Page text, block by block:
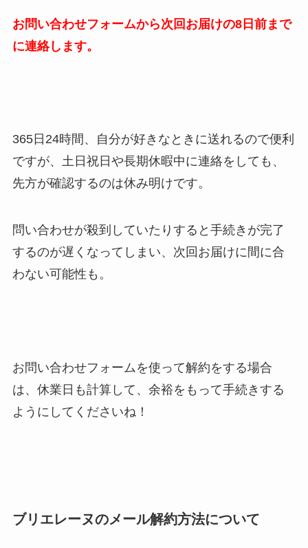
お問い合わせフォームから次回お届けの8日前まで
に連絡します。
365日24時間、自分が好きなときに送れるので便利
ですが、土日祝日や長期休暇中に連絡をしても、
先方が確認するのは休み明けです。
問い合わせが殺到していたりすると手続きが完了
するのが遅くなってしまい、次回お届けに間に合
わない可能性も。
お問い合わせフォームを使って解約をする場合
は、休業日も計算して、余裕をもって手続きする
ようにしてくださいね！
ブリエレーヌのメール解約方法について